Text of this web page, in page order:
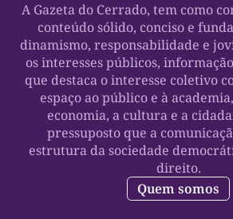
A Gazeta do Cerrado, tem como
conteúdo sólido, conciso e
dinamismo, responsabilidade e
os interesses públicos,
que destaca o interesse coletivo
espaço ao público e à
economia, a cultura e a
pressuposto que a
estrutura da sociedade
direito.
Quem somos